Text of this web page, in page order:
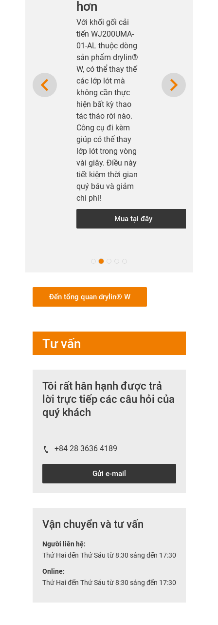
hơn
Với khối gối cải
tiến WJ200UMA-
01-AL thuộc dòng
sản phẩm drylin®
W, có thể thay thế
các lớp lót mà
không cần thực
hiện bất kỳ thao
tác tháo rời nào.
Công cụ đi kèm
giúp có thể thay
lớp lót trong vòng
vài giây. Điều này
tiết kiệm thời gian
quý báu và giảm
chi phí!
Mua tại đây
Previous
Đến tổng quan drylin® W
Tư vấn
Tôi rất hân hạnh được trả
lời trực tiếp các câu hỏi của
quý khách
+84 28 3636 4189
Gửi e-mail
Vận chuyển và tư vấn
Người liên hệ:
Thứ Hai đến Thứ Sáu từ 8:30 sáng đến 17:30
Online:
Thứ Hai đến Thứ Sáu từ 8:30 sáng đến 17:30